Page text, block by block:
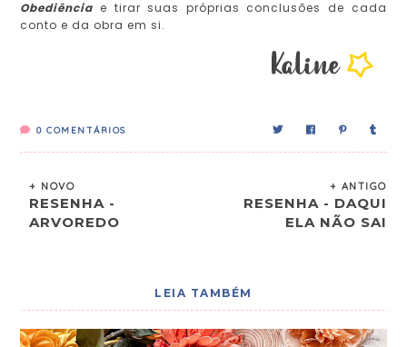
Obediência e tirar suas próprias conclusões de cada
conto e da obra em si.
0 COMENTÁRIOS
+ NOVO
RESENHA -
ARVOREDO
+ ANTIGO
RESENHA - DAQUI
ELA NÃO SAI
LEIA TAMBÉM